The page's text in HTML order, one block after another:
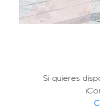
Si quieres